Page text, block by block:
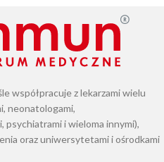
współpracuje z lekarzami wielu
neonatologami,
i wieloma innymi),
oraz uniwersytetami i ośrodkami